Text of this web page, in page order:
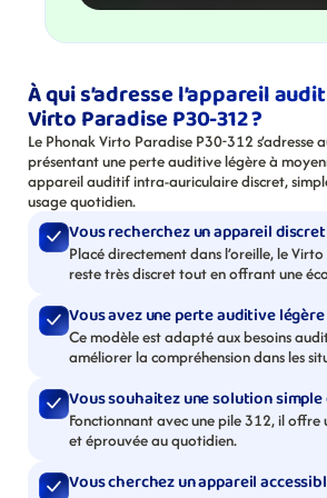
À qui s’adresse l’appareil
Virto Paradise P30-312 ?
Le Phonak Virto Paradise P30-312 s’adresse
présentant une perte auditive légère à
appareil auditif intra-auriculaire discret,
usage quotidien.
Vous recherchez un appareil discret
Placé directement dans l’oreille, le
reste très discret tout en offrant une
Vous avez une perte auditive
Ce modèle est adapté aux besoins
améliorer la compréhension dans les
Vous souhaitez une solution
Fonctionnant avec une pile 312, il
et éprouvée au quotidien.
Vous cherchez un appareil